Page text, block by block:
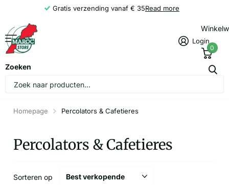
Gratis verzending vanaf € 35Read more
Zoeken
Login
0
Homepage Percolators & Cafetieres
Percolators & Cafetieres
Sorteren op